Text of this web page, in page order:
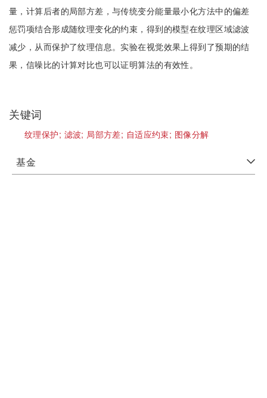
量，计算后者的局部方差，与传统变分能量最小化方法中的偏差
惩罚项结合形成随纹理变化的约束，得到的模型在纹理区域滤波
减少，从而保护了纹理信息。实验在视觉效果上得到了预期的结
果，信噪比的计算对比也可以证明算法的有效性。
关键词
纹理保护; 滤波; 局部方差; 自适应约束; 图像分解
基金